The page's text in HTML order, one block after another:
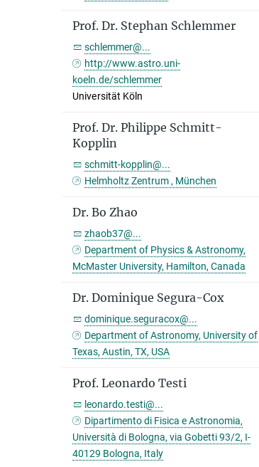
Prof. Dr. Stephan Schlemmer
schlemmer@...
http://www.astro.uni-
koeln.de/schlemmer
Universität Köln
Prof. Dr. Philippe Schmitt-
Kopplin
schmitt-kopplin@...
Helmholtz Zentrum , München
Dr. Bo Zhao
zhaob37@...
Department of Physics & Astronomy,
McMaster University, Hamilton, Canada
Dr. Dominique Segura-Cox
dominique.seguracox@...
Department of Astronomy, University of
Texas, Austin, TX, USA
Prof. Leonardo Testi
leonardo.testi@...
Dipartimento di Fisica e Astronomia,
Università di Bologna, via Gobetti 93/2, I-
40129 Bologna, Italy